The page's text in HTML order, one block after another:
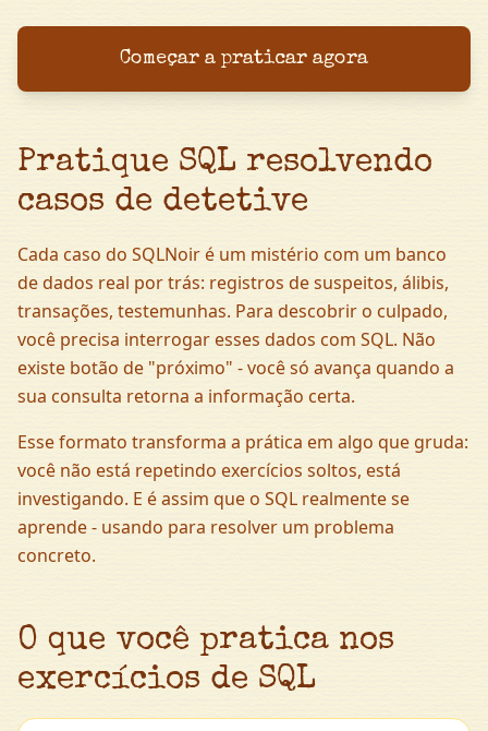
Começar a praticar agora
Pratique SQL resolvendo
casos de detetive
Cada caso do SQLNoir é um mistério com um banco
de dados real por trás: registros de suspeitos, álibis,
transações, testemunhas. Para descobrir o culpado,
você precisa interrogar esses dados com SQL. Não
existe botão de "próximo" - você só avança quando a
sua consulta retorna a informação certa.
Esse formato transforma a prática em algo que gruda:
você não está repetindo exercícios soltos, está
investigando. E é assim que o SQL realmente se
aprende - usando para resolver um problema
concreto.
O que você pratica nos
exercícios de SQL